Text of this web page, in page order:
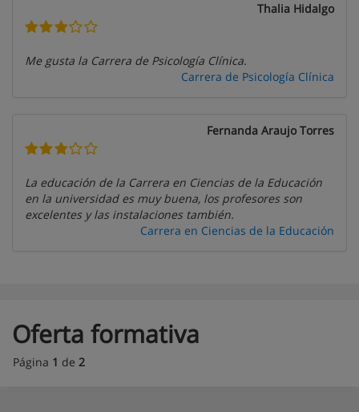
Thalia Hidalgo
Me gusta la Carrera de Psicología Clínica.
Carrera de Psicología Clínica
Fernanda Araujo Torres
La educación de la Carrera en Ciencias de la Educación
en la universidad es muy buena, los profesores son
excelentes y las instalaciones también.
Carrera en Ciencias de la Educación
Oferta formativa
Página 1 de 2